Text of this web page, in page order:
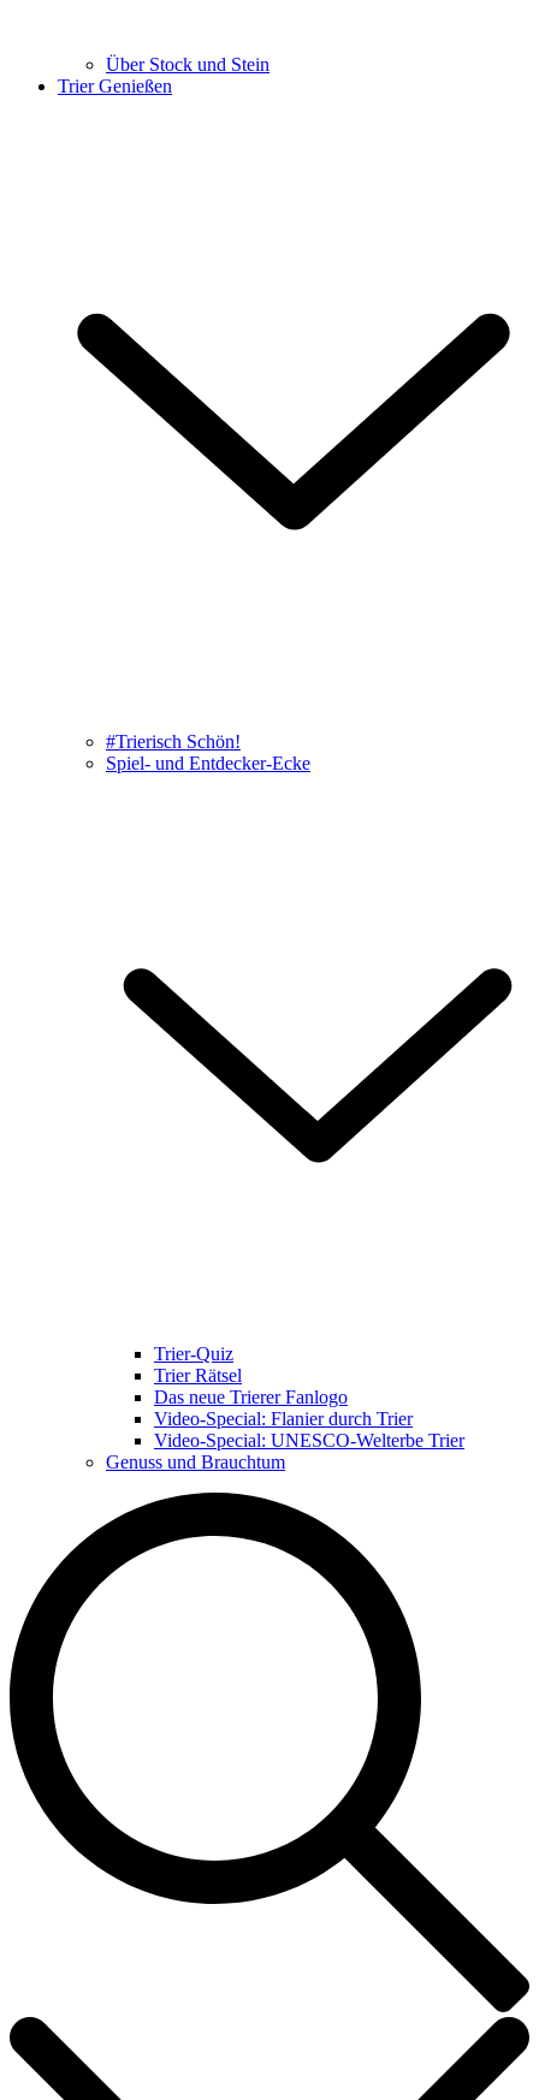
Über Stock und Stein
Trier Genießen
#Trierisch Schön!
Spiel- und Entdecker-Ecke
Trier-Quiz
Trier Rätsel
Das neue Trierer Fanlogo
Video-Special: Flanier durch Trier
Video-Special: UNESCO-Welterbe Trier
Genuss und Brauchtum